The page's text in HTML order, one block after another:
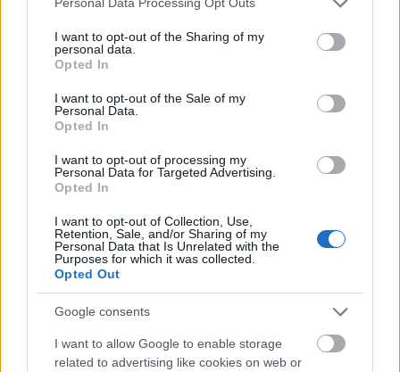
not limited to your visit or usage behaviour. You may click to
grant or deny consent to Google and its third-party tags to
use your data for below specified purposes in below Google
consent section.
I want to opt-out of the Sharing of my
personal data.
Opted In
I want to opt-out of the Sale of my
Personal Data.
Opted In
I want to opt-out of processing my
Personal Data for Targeted Advertising.
Opted In
I want to opt-out of Collection, Use,
Retention, Sale, and/or Sharing of my
Personal Data that Is Unrelated with the
Purposes for which it was collected.
Opted Out
Google consents
I want to allow Google to enable storage
related to advertising like cookies on web or
Polonez hét - Vadhajtások
• 2009. január 21.
Jellemző a volt KGST-országokra, hogy az autóépítés
két iskolája virágzik. Egyik ágon a nyugatról
beszökött "carstyling"-vonal, ahol a cél elvileg az
sikerül. A másik ágon a szükségmegoldások, az
autó- és…